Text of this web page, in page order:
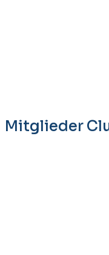
Mitglieder